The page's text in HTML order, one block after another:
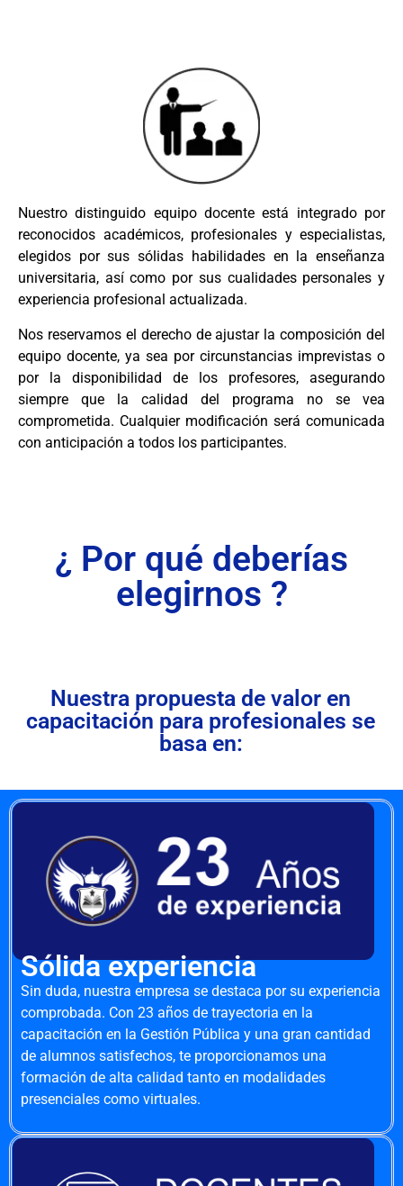
Nuestro distinguido equipo docente está integrado por
reconocidos académicos, profesionales y especialistas,
elegidos por sus sólidas habilidades en la enseñanza
universitaria, así como por sus cualidades personales y
experiencia profesional actualizada.
Nos reservamos el derecho de ajustar la composición del
equipo docente, ya sea por circunstancias imprevistas o
por la disponibilidad de los profesores, asegurando
siempre que la calidad del programa no se vea
comprometida. Cualquier modificación será comunicada
con anticipación a todos los participantes.
¿ Por qué deberías
elegirnos ?
Nuestra propuesta de valor en
capacitación para profesionales se
basa en:
Sólida experiencia
Sin duda, nuestra empresa se destaca por su experiencia
comprobada. Con 23 años de trayectoria en la
capacitación en la Gestión Pública y una gran cantidad
de alumnos satisfechos, te proporcionamos una
formación de alta calidad tanto en modalidades
presenciales como virtuales.